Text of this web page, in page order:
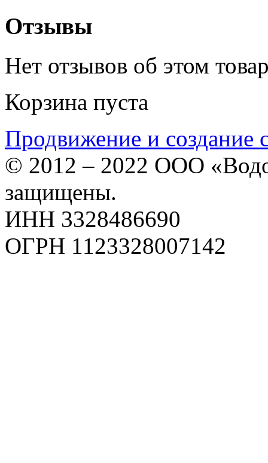
Отзывы
Нет отзывов об этом
Корзина пуста
Продвижение и создание
© 2012 – 2022 ООО
защищены.
ИНН 3328486690
ОГРН 1123328007142